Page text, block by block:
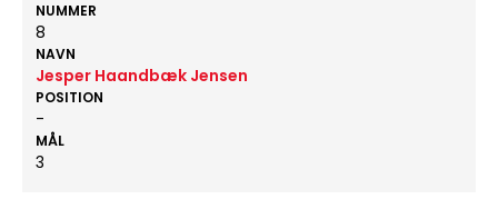
NUMMER
8
NAVN
Jesper Haandbæk Jensen
POSITION
-
MÅL
3